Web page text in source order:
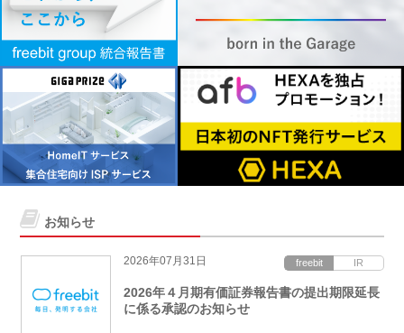
お知らせ
2026年07月31日
2026年４月期有価証券報告書の提出期限延長
に係る承認のお知らせ